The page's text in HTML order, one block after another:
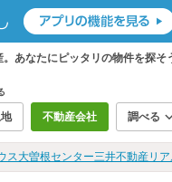
あなたにピッタリの物件を探そ
不動産会社 調べる
ス大曽根センター三井不動産リ